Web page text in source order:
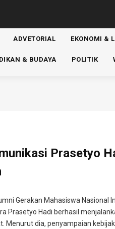
ADVETORIAL EKONOMI &
& BUDAYA POLITIK
Prasetyo
Gerakan Mahasiswa Nasional
Prasetyo Hadi berhasil
dia, penyampaian